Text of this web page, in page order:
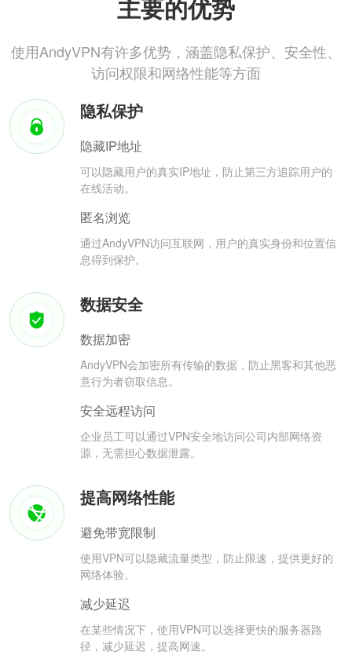
主要的优势
使用AndyVPN有许多优势，涵盖隐私保护、安全性、
访问权限和网络性能等方面
隐私保护
隐藏IP地址
可以隐藏用户的真实IP地址，防止第三方追踪用户的
在线活动。
匿名浏览
通过AndyVPN访问互联网，用户的真实身份和位置信
息得到保护。
数据安全
数据加密
AndyVPN会加密所有传输的数据，防止黑客和其他恶
意行为者窃取信息。
安全远程访问
企业员工可以通过VPN安全地访问公司内部网络资
源，无需担心数据泄露。
提高网络性能
避免带宽限制
使用VPN可以隐藏流量类型，防止限速，提供更好的
网络体验。
减少延迟
在某些情况下，使用VPN可以选择更快的服务器路
径，减少延迟，提高网速。